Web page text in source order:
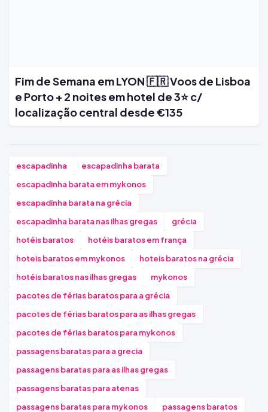
Fim de Semana em LYON 🇫🇷 Voos de Lisboa
e Porto + 2 noites em hotel de 3⭐ c/
localização central desde €135
escapadinha
escapadinha barata
escapadinha barata em mykonos
escapadinha barata na grécia
escapadinha barata nas ilhas gregas
grécia
hotéis baratos
hotéis baratos em frança
hoteis baratos em mykonos
hoteis baratos na grécia
hotéis baratos nas ilhas gregas
mykonos
pacotes de férias baratos para a grécia
pacotes de férias baratos para as ilhas gregas
pacotes de férias baratos para mykonos
passagens baratas para a grecia
passagens baratas para as ilhas gregas
passagens baratas para atenas
passagens baratas para mykonos
passagens baratos